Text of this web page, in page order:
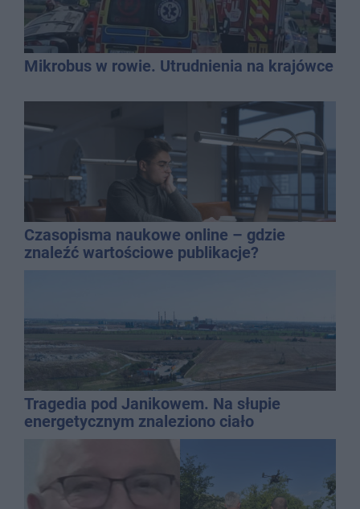
Mikrobus w rowie. Utrudnienia na krajówce
Czasopisma naukowe online – gdzie
znaleźć wartościowe publikacje?
Tragedia pod Janikowem. Na słupie
energetycznym znaleziono ciało
mężczyzny